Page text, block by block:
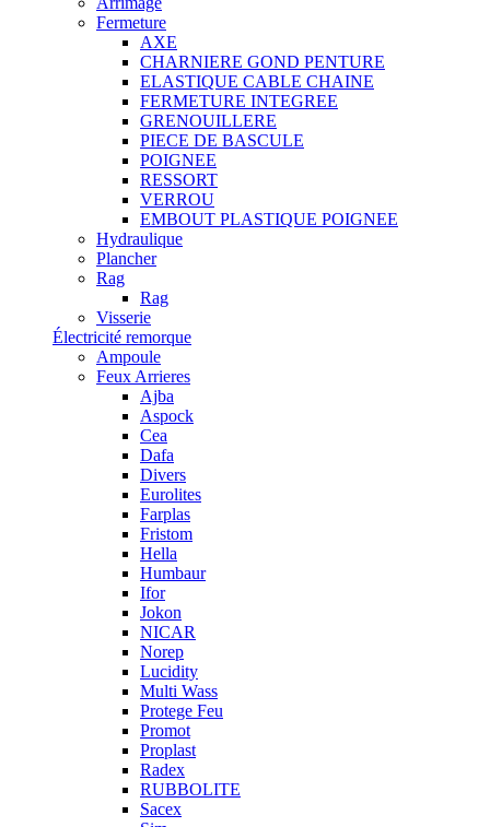
Fermeture
AXE
CHARNIERE GOND PENTURE
ELASTIQUE CABLE CHAINE
FERMETURE INTEGREE
GRENOUILLERE
PIECE DE BASCULE
POIGNEE
RESSORT
VERROU
EMBOUT PLASTIQUE POIGNEE
Hydraulique
Plancher
Rag
Rag
Visserie
Électricité remorque
Ampoule
Feux Arrieres
Ajba
Aspock
Cea
Dafa
Divers
Eurolites
Farplas
Fristom
Hella
Humbaur
Ifor
Jokon
NICAR
Norep
Lucidity
Multi Wass
Protege Feu
Promot
Proplast
Radex
RUBBOLITE
Sacex